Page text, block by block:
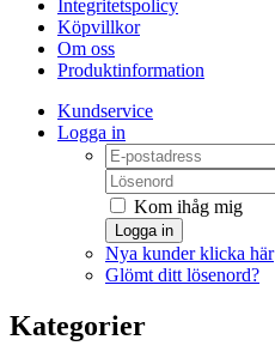
Integritetspolicy
Köpvillkor
Om oss
Produktinformation
Kundservice
Logga in
Kom ihåg mig
Logga in
Nya kunder klicka här
Glömt ditt lösenord?
Kategorier